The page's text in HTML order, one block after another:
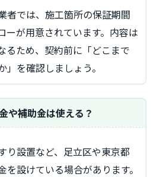
者では、施工箇所の保証期間
ーが用意されています。内容は
るため、契約前に「どこまで
」を確認しましょう。
金や補助金は使える？
り設置など、足立区や東京都
を設けている場合があります。